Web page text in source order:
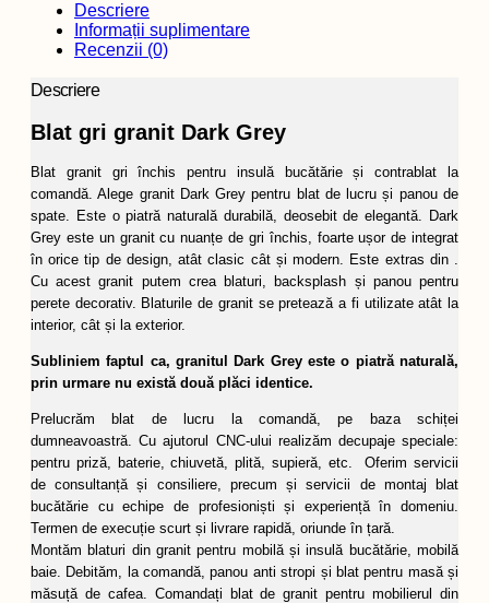
Descriere
Informații suplimentare
Recenzii (0)
Descriere
Blat gri granit Dark Grey
Blat granit gri închis pentru insulă bucătărie și contrablat la
comandă. Alege granit Dark Grey pentru blat de lucru și panou de
spate. Este o piatră naturală durabilă, deosebit de elegantă. Dark
Grey este un granit cu nuanțe de gri închis, foarte ușor de integrat
în orice tip de design, atât clasic cât și modern. Este extras din .
Cu acest granit putem crea blaturi, backsplash și panou pentru
perete decorativ. Blaturile de granit se pretează a fi utilizate atât la
interior, cât și la exterior.
Subliniem faptul ca, granitul Dark Grey este o piatră naturală,
prin urmare nu există două plăci identice.
Prelucrăm blat de lucru la comandă, pe baza schiței
dumneavoastră. Cu ajutorul CNC-ului realizăm decupaje speciale:
pentru priză, baterie, chiuvetă, plită, supieră, etc. Oferim servicii
de consultanță și consiliere, precum și servicii de montaj blat
bucătărie cu echipe de profesioniști și experiență în domeniu.
Termen de execuție scurt și livrare rapidă, oriunde în țară.
Montăm blaturi din granit pentru mobilă și insulă bucătărie, mobilă
baie. Debităm, la comandă, panou anti stropi și blat pentru masă și
măsuță de cafea. Comandați blat de granit pentru mobilierul din